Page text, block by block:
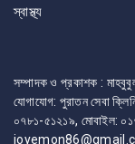
স্বাস্থ্য
সম্পাদক ও প্রকাশক :
যোগাযোগ: পুরাতন সেবা
০৭৮১-৫১২১৯, মোবাইল: